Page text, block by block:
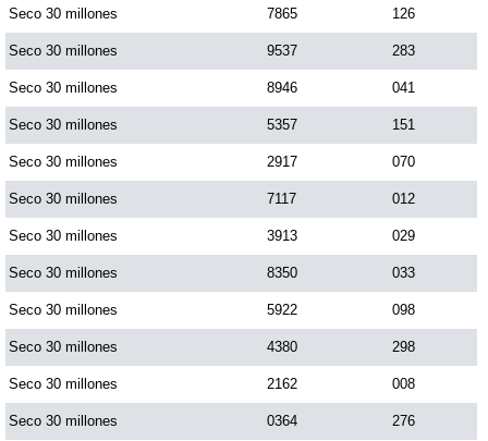
Seco 30 millones 7865 126
Seco 30 millones 9537 283
Seco 30 millones 8946 041
Seco 30 millones 5357 151
Seco 30 millones 2917 070
Seco 30 millones 7117 012
Seco 30 millones 3913 029
Seco 30 millones 8350 033
Seco 30 millones 5922 098
Seco 30 millones 4380 298
Seco 30 millones 2162 008
Seco 30 millones 0364 276